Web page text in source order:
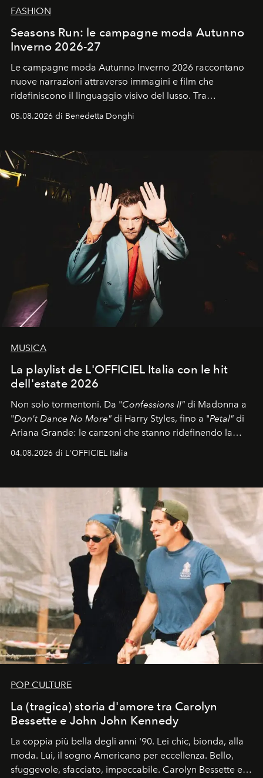
FASHION
Seasons Run: le campagne moda Autunno
Inverno 2026-27
Le campagne moda Autunno Inverno 2026 raccontano
nuove narrazioni attraverso immagini e film che
ridefiniscono il linguaggio visivo del lusso. Tra
protagonisti del cinema, volti della cultura
contemporanea e storytelling d'autore, le maison
di esprimere identità, visione e desiderio.
05.08.2026 di Benedetta Donghi
MUSICA
La playlist de L'OFFICIEL Italia con le hit
dell'estate 2026
Non solo tormentoni. Da "Confessions II" di Madonna a
"Don't Dance No More" di Harry Styles, fino a "Petal" di
Ariana Grande: le canzoni che stanno ridefinendo la
colonna sonora della stagione.
04.08.2026 di L'OFFICIEL Italia
POP CULTURE
La (tragica) storia d'amore tra Carolyn
Bessette e John John Kennedy
La coppia più bella degli anni '90. Lei chic, bionda, alla
moda. Lui, il sogno Americano per eccellenza. Bello,
sfuggevole, sfacciato, impeccabile. Carolyn Bessette e